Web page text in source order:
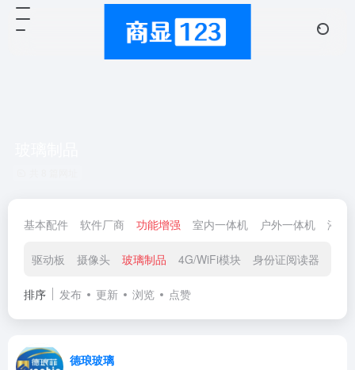
基本配件 软件厂商 功能增强 室内一体机 户外一体机 液晶
驱动板 摄像头 玻璃制品 4G/WiFi模块 身份证阅读器
排序 发布 更新 浏览 点赞
德琅玻璃